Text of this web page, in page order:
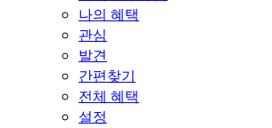
나의 혜택
관심
발견
간편찾기
전체 혜택
설정